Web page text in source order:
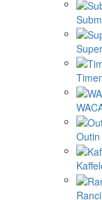
Outin